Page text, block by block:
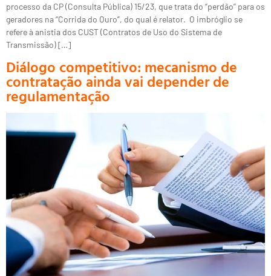
processo da CP (Consulta Pública) 15/23, que trata do “perdão” para os
geradores na “Corrida do Ouro”, do qual é relator. O imbróglio se
refere à anistia dos CUST (Contratos de Uso do Sistema de
Transmissão) […]
Diálogo competitivo: mecanismo de
contratação ainda vai depender de
regulamentação